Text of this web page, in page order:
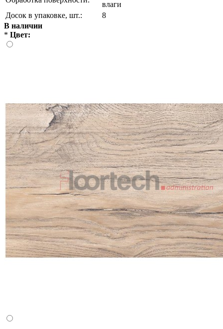
влаги
Досок в упаковке, шт.:
8
В наличии
* Цвет: